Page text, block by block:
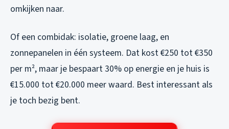
omkijken naar.
Of een combidak: isolatie, groene laag, en
zonnepanelen in één systeem. Dat kost €250 tot €350
per m², maar je bespaart 30% op energie en je huis is
€15.000 tot €20.000 meer waard. Best interessant als
je toch bezig bent.